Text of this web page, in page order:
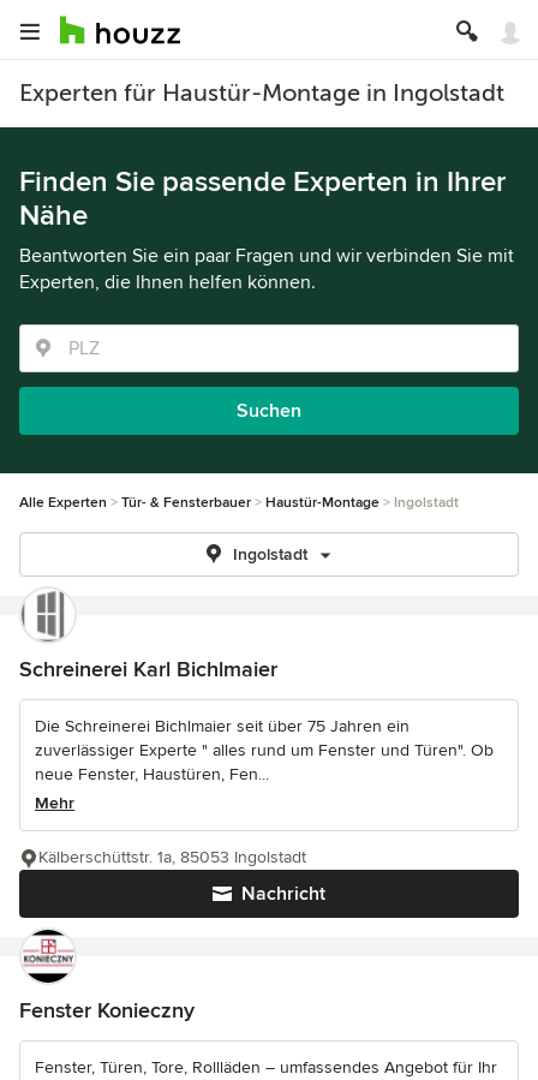
Experten für Haustür-Montage in Ingolstadt
Finden Sie passende Experten in Ihrer
Nähe
Beantworten Sie ein paar Fragen und wir verbinden Sie mit
Experten, die Ihnen helfen können.
Suchen
Alle Experten Tür- & Fensterbauer Haustür-Montage Ingolstadt
Ingolstadt
Schreinerei Karl Bichlmaier
Die Schreinerei Bichlmaier seit über 75 Jahren ein
zuverlässiger Experte " alles rund um Fenster und Türen". Ob
neue Fenster, Haustüren, Fen...
Mehr
Nachricht
Kälberschüttstr. 1a, 85053 Ingolstadt
Fenster Konieczny
Fenster, Türen, Tore, Rollläden – umfassendes Angebot für Ihr